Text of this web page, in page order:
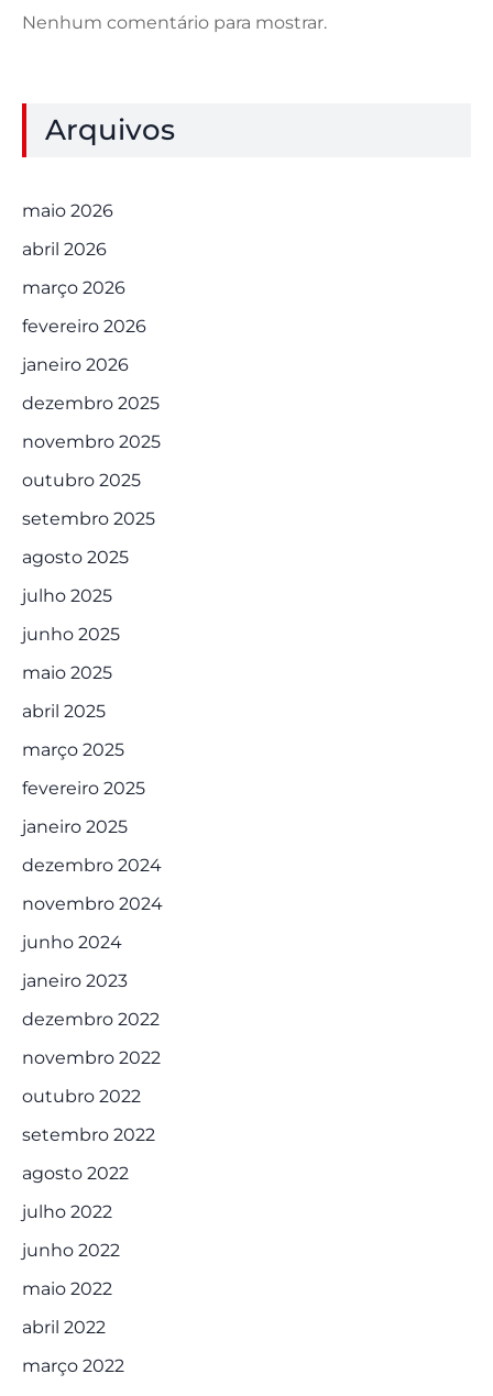
Nenhum comentário para mostrar.
Arquivos
maio 2026
abril 2026
março 2026
fevereiro 2026
janeiro 2026
dezembro 2025
novembro 2025
outubro 2025
setembro 2025
agosto 2025
julho 2025
junho 2025
maio 2025
abril 2025
março 2025
fevereiro 2025
janeiro 2025
dezembro 2024
novembro 2024
junho 2024
janeiro 2023
dezembro 2022
novembro 2022
outubro 2022
setembro 2022
agosto 2022
julho 2022
junho 2022
maio 2022
abril 2022
março 2022